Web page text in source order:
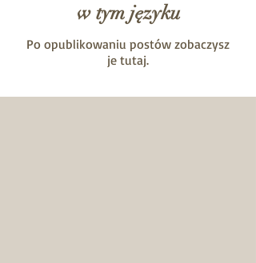
w tym języku
Po opublikowaniu postów zobaczysz
je tutaj.